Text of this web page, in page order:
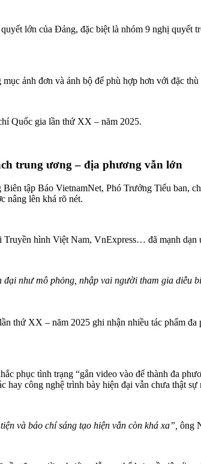
lớn của Đảng, đặc biệt là nhóm 9 nghị quyết
ảnh đơn và ảnh bộ để phù hợp hơn với đặc
Quốc gia lần thứ XX – năm 2025.
trung ương – địa phương vẫn lớn
tập Báo VietnamNet, Phó Trưởng Tiểu ban,
nâng lên khá rõ nét.
hình Việt Nam, VnExpress… đã mạnh dạn
như mô phỏng, nhập vai người tham gia diễu
thứ XX – năm 2025 ghi nhận nhiều tác phẩm
phục tình trạng “gắn video vào để thành đa
hay công nghệ trình bày hiện đại vẫn chưa thật sự
và báo chí sáng tạo hiện vẫn còn khá xa”, ông